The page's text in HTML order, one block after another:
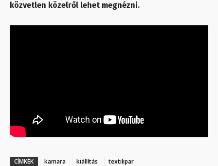
közvetlen közelről lehet megnézni.
CÍMKÉK kamara kiállítás textilipar